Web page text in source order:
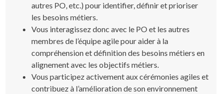
autres PO, etc.) pour identifier, définir et prioriser
les besoins métiers.
Vous interagissez donc avec le PO et les autres
membres de l’équipe agile pour aider à la
compréhension et définition des besoins métiers en
alignement avec les objectifs métiers.
Vous participez activement aux cérémonies agiles et
contribuez à l’amélioration de son environnement